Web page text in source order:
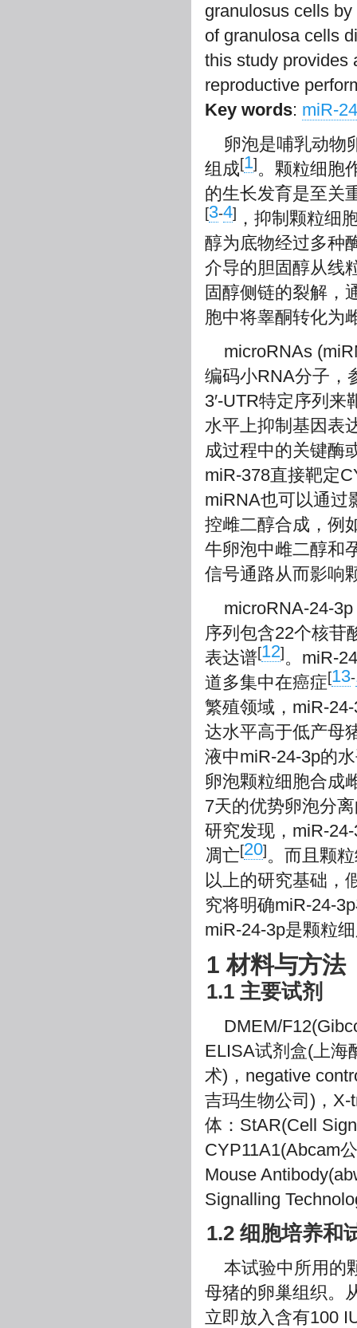
granulosus cells
of granulosa cells
this study provides
reproductive
Key words: miR-
卵泡是哺乳动物
组成[1]。颗粒细胞
的生长发育是至关
[3-4] ，抑制颗粒细
醇为底物经过多种
介导的胆固醇从线
固醇侧链的裂解，
胞中将睾酮转化为
microRNAs
编码小RNA分子，
3′-UTR特定序列
水平上抑制基因表
成过程中的关键酶
miR-378直接靶定
miRNA也可以通过
控雌二醇合成，例
牛卵泡中雌二醇和
信号通路从而影响
microRNA-24-
序列包含22个核苷
表达谱[12]。miR-
道多集中在癌症[13-
繁殖领域，miR-
达水平高于低产母
液中miR-24-3p的
卵泡颗粒细胞合成
7天的优势卵泡分
研究发现，miR-
凋亡[20]。而且颗
以上的研究基础，
究将明确miR-24-
miR-24-3p是颗粒
1 材料与方法
1.1 主要试剂
DMEM/
ELISA试剂盒(上海
术)，negative
吉玛生物公司)，
体：StAR(Cell
CYP11A1(Abcam
Mouse
Signalling
1.2 细胞培养和
本试验中所用的
母猪的卵巢组织。
立即放入含有100